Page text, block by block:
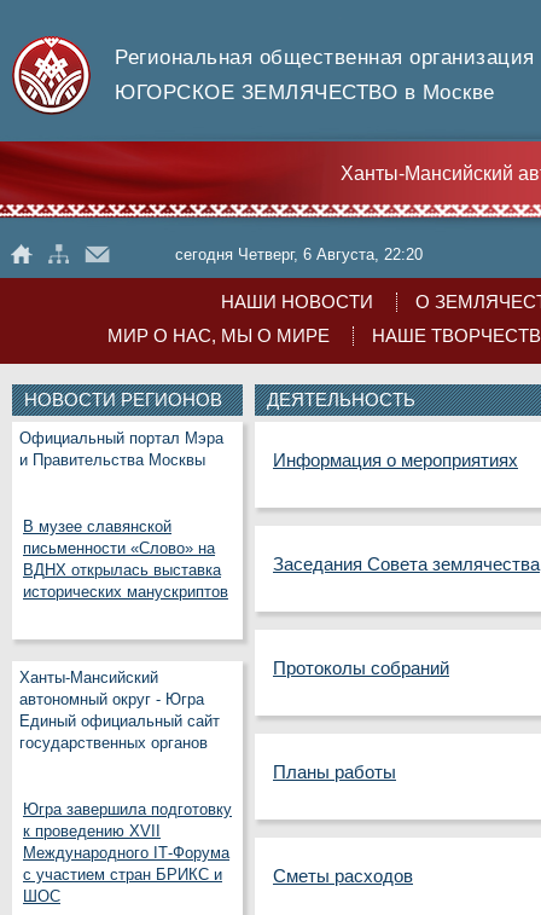
Региональная общественная организация
ЮГОРСКОЕ ЗЕМЛЯЧЕСТВО в Москве
Ханты-Мансийский
сегодня Четверг, 6 Августа, 22:20
НАШИ НОВОСТИ
О
МИР О НАС, МЫ О МИРЕ
НАШЕ
НОВОСТИ РЕГИОНОВ
Официальный портал Мэра
и Правительства Москвы
В музее славянской
письменности «Слово» на
ВДНХ открылась выставка
исторических манускриптов
Ханты-Мансийский
автономный округ - Югра
Единый официальный сайт
государственных органов
Югра завершила подготовку
к проведению XVII
Международного IT‑Форума
с участием стран БРИКС и
ШОС
ДЕЯТЕЛЬНОСТЬ
Информация о мероприятиях
Заседания Совета землячества
Протоколы собраний
Планы работы
Сметы расходов